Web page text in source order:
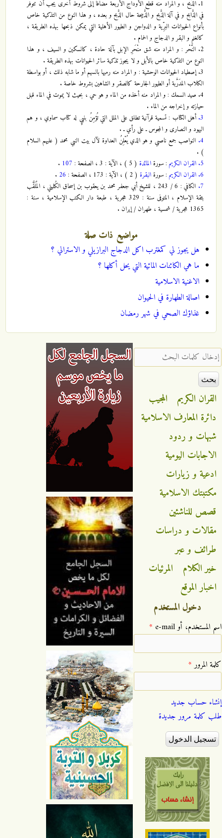
1. الذَّبْح ، و المراد منه قطع الأوداج الأربعة مُضافاً إلى شروط أخرى يجب أن تتوفر
في الذَّابح و في آلة الذَّبح و الذَّبيحة حال الذَّبح و بعده ، و هذا النوع من التذكية خاص
بأنواع الحيوانات البرِّية و الدواجن و الطيور الأهلية التي يمكن ذبحها بهذه الطريقة ،
كالغنم و البقر و الدجاج و الحمام .
2. النَّحْر : و المراد منه شق منْحَرِ الإبل بآلة حادة ، كالسكين و السيف ، و هذا
النوع من التذكية خاص بالأبل و لا يجوز تذكية سائر الحيوانات بهذه الطريقة .
3. إصطياد الحيوانات الوحشية : و المراد منه رميها بالسهم أو ما شابه ذلك ، أو بواسطة
الكلاب المدَرَّبة أو الطيور الجارحة كالصقر و الشاهين بشروط خاصة .
4. صيد السمك : و المراد منه أخذه من الماء و هو حي ، بحيث لا يموت في الماء قبل
حيازته و إخراجه من الماء .
3. أهل الكتاب : تسمية قرآنية تطلق على الملل التي تُؤمِنُ بنبيٍ له كتاب سماوي ، و هم
اليهود و النصارى و المجوس ـ على رأي ـ .
4. النواصب جمع ناصبي و هو الذي يُعْلِنُ العداوة لآل بيت النبي محمد ( عليهم السلام
) .
5. القران الكريم : سورةالمائدة ( 5 ) ، الآية : 3 ، الصفحة : 107
.
6. القران الكريم : سورةالبقرة ( 2 ) ، الآية : 173 ، الصفحة : 26
.
7.
الكافي : 6 / 243 ، للشيخ أبي جعفر محمد بن يعقوب بن إسحاق الكُليني ، المُلَقَّب
بثقة الإسلام ، المتوفى سنة : 329 هجرية ، طبعة دار الكتب الإسلامية ، سنة :
1365 هجرية / شمسية ، طهران / إيران .
مواضيع ذات صلة
هل يجوز لي كمغترب اكل الدجاج البرازيلي و الاسترالي ؟
ما هي الكائنات المائية التي يحل أكلها ؟
الاغنية الاسلامية
اصالة الطهارة في الحيوان
غذاؤك الصحي في شهر رمضان
‏إدخال كلمات البحث ‏
القران الكريم
المجيب
دائرة المعارف الاسلامية
شبهات و ردود
الاجابات اليومية
ادعية و زيارات
مكتبتك الاسلامية
قصص للناشئين
مقالات و دراسات
طرائف و عبر
خير الكلام
المرئيات
اخبار الموقع
دخول المستخدم
‏اسم المستخدم، أو e-mail ‏ *
‏كلمة المرور ‏*
إنشاء حساب جديد
طلب كلمة مرور جديدة